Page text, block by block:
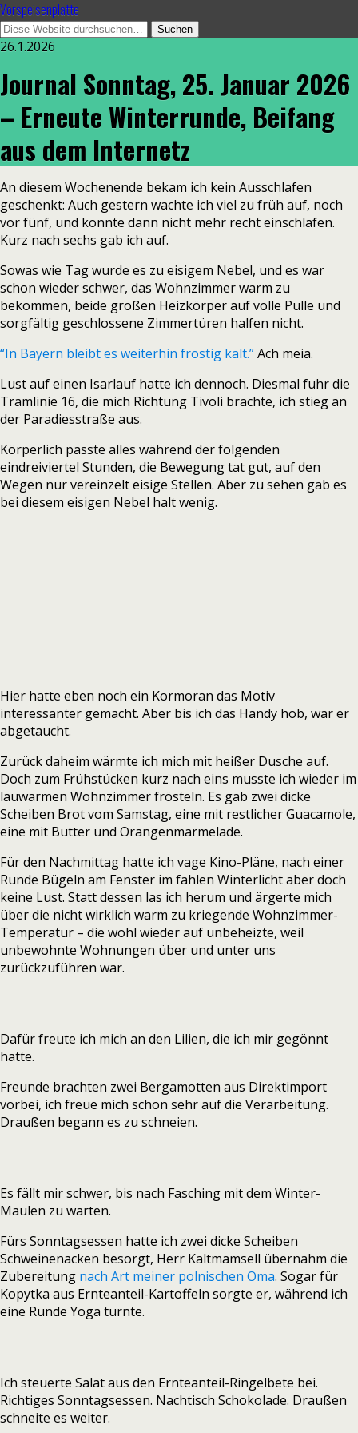
Vorspeisenplatte
26.1.2026
Journal Sonntag, 25. Januar 2026
– Erneute Winterrunde, Beifang
aus dem Internetz
An diesem Wochenende bekam ich kein Ausschlafen
geschenkt: Auch gestern wachte ich viel zu früh auf, noch
vor fünf, und konnte dann nicht mehr recht einschlafen.
Kurz nach sechs gab ich auf.
Sowas wie Tag wurde es zu eisigem Nebel, und es war
schon wieder schwer, das Wohnzimmer warm zu
bekommen, beide großen Heizkörper auf volle Pulle und
sorgfältig geschlossene Zimmertüren halfen nicht.
“In Bayern bleibt es weiterhin frostig kalt.”Ach meia.
Lust auf einen Isarlauf hatte ich dennoch. Diesmal fuhr die
Tramlinie 16, die mich Richtung Tivoli brachte, ich stieg an
der Paradiesstraße aus.
Körperlich passte alles während der folgenden
eindreiviertel Stunden, die Bewegung tat gut, auf den
Wegen nur vereinzelt eisige Stellen. Aber zu sehen gab es
bei diesem eisigen Nebel halt wenig.
Hier hatte eben noch ein Kormoran das Motiv
interessanter gemacht. Aber bis ich das Handy hob, war er
abgetaucht.
Zurück daheim wärmte ich mich mit heißer Dusche auf.
Doch zum Frühstücken kurz nach eins musste ich wieder im
lauwarmen Wohnzimmer frösteln. Es gab zwei dicke
Scheiben Brot vom Samstag, eine mit restlicher Guacamole,
eine mit Butter und Orangenmarmelade.
Für den Nachmittag hatte ich vage Kino-Pläne, nach einer
Runde Bügeln am Fenster im fahlen Winterlicht aber doch
keine Lust. Statt dessen las ich herum und ärgerte mich
über die nicht wirklich warm zu kriegende Wohnzimmer-
Temperatur – die wohl wieder auf unbeheizte, weil
unbewohnte Wohnungen über und unter uns
zurückzuführen war.
Dafür freute ich mich an den Lilien, die ich mir gegönnt
hatte.
Freunde brachten zwei Bergamotten aus Direktimport
vorbei, ich freue mich schon sehr auf die Verarbeitung.
Draußen begann es zu schneien.
Es fällt mir schwer, bis nach Fasching mit dem Winter-
Maulen zu warten.
Fürs Sonntagsessen hatte ich zwei dicke Scheiben
Schweinenacken besorgt, Herr Kaltmamsell übernahm die
Zubereitung nach Art meiner polnischen Oma. Sogar für
Kopytka aus Ernteanteil-Kartoffeln sorgte er, während ich
eine Runde Yoga turnte.
Ich steuerte Salat aus den Ernteanteil-Ringelbete bei.
Richtiges Sonntagsessen. Nachtisch Schokolade. Draußen
schneite es weiter.